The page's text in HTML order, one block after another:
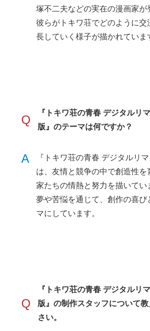
塚不二夫などの実在の漫画家が
彼らがトキワ荘でどのように交
長していく様子が描かれていま
Q
『トキワ荘の青春 デジタルリ
版』のテーマは何ですか？
A
『トキワ荘の青春 デジタルリマ
は、友情と競争の中で創造性を
家たちの情熱と努力を描いてい
夢や苦悩を通じて、創作の喜び
マにしています。
Q
『トキワ荘の青春 デジタルリ
版』の制作スタッフについて
さい。